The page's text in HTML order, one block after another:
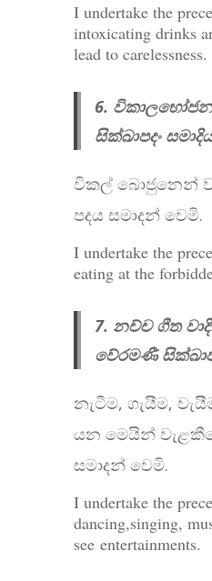
I undertake the
intoxicating drinks
lead to carelessness.
6.
සික්ඛාපදං
විකල් බොජුනෙන්
පදය සමාදන් වෙමි.
I undertake the
eating at the
7. නච්ච ගීත
වේරමණී
නැටීම, ගැයීම,
යන මෙයින්
සමාදන් වෙමි.
I undertake the
dancing,singing,
see entertainments.